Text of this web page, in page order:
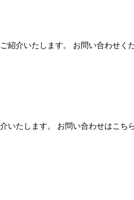
紹介いたします。 お問い合わせく
いたします。 お問い合わせはこちら